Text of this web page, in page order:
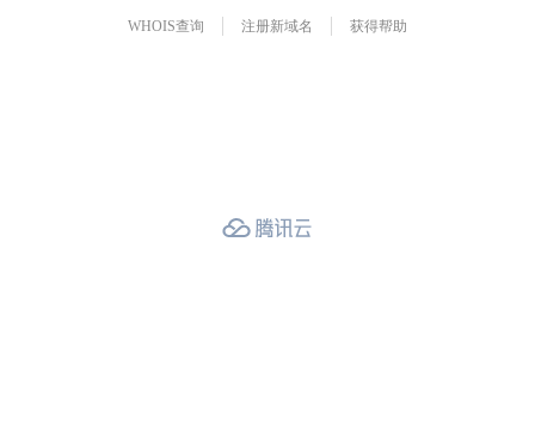
WHOIS查询 注册新域名 获得帮助